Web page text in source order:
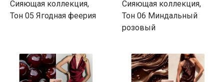
Сияющая коллекция,
Тон 05 Ягодная феерия
Сияющая коллекция,
Тон 06 Миндальный
розовый